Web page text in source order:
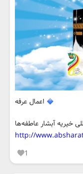
اعمال عرفه
خیریه آبشار عاطفه‌ها
http://
1